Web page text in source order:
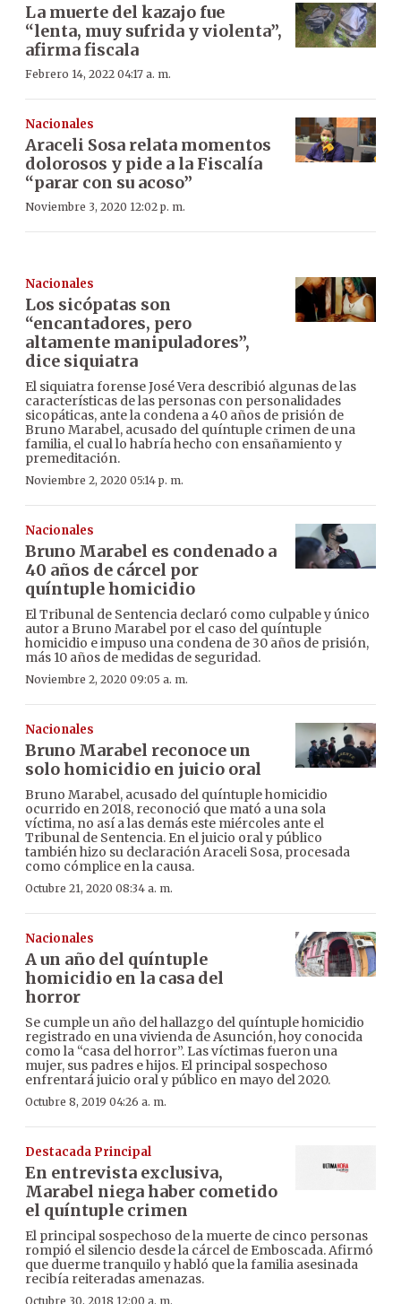
La muerte del kazajo fue
“lenta, muy sufrida y violenta”,
afirma fiscala
Febrero 14, 2022 04:17 a. m.
Nacionales
Araceli Sosa relata momentos
dolorosos y pide a la Fiscalía
“parar con su acoso”
Noviembre 3, 2020 12:02 p. m.
Nacionales
Los sicópatas son
“encantadores, pero
altamente manipuladores”,
dice siquiatra
El siquiatra forense José Vera describió algunas de las
características de las personas con personalidades
sicopáticas, ante la condena a 40 años de prisión de
Bruno Marabel, acusado del quíntuple crimen de una
familia, el cual lo habría hecho con ensañamiento y
premeditación.
Noviembre 2, 2020 05:14 p. m.
Nacionales
Bruno Marabel es condenado a
40 años de cárcel por
quíntuple homicidio
El Tribunal de Sentencia declaró como culpable y único
autor a Bruno Marabel por el caso del quíntuple
homicidio e impuso una condena de 30 años de prisión,
más 10 años de medidas de seguridad.
Noviembre 2, 2020 09:05 a. m.
Nacionales
Bruno Marabel reconoce un
solo homicidio en juicio oral
Bruno Marabel, acusado del quíntuple homicidio
ocurrido en 2018, reconoció que mató a una sola
víctima, no así a las demás este miércoles ante el
Tribunal de Sentencia. En el juicio oral y público
también hizo su declaración Araceli Sosa, procesada
como cómplice en la causa.
Octubre 21, 2020 08:34 a. m.
Nacionales
A un año del quíntuple
homicidio en la casa del
horror
Se cumple un año del hallazgo del quíntuple homicidio
registrado en una vivienda de Asunción, hoy conocida
como la “casa del horror”. Las víctimas fueron una
mujer, sus padres e hijos. El principal sospechoso
enfrentará juicio oral y público en mayo del 2020.
Octubre 8, 2019 04:26 a. m.
Destacada Principal
En entrevista exclusiva,
Marabel niega haber cometido
el quíntuple crimen
El principal sospechoso de la muerte de cinco personas
rompió el silencio desde la cárcel de Emboscada. Afirmó
que duerme tranquilo y habló que la familia asesinada
recibía reiteradas amenazas.
Octubre 30, 2018 12:00 a. m.